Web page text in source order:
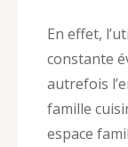
En effet,
constante
autrefois
famille
espace